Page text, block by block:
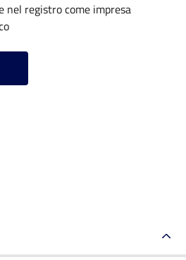
nel registro come impresa